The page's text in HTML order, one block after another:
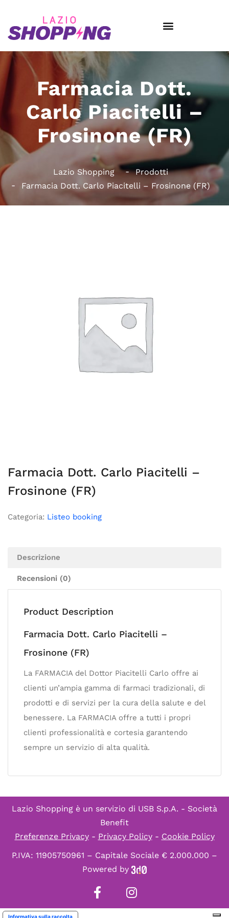
Farmacia Dott.
Carlo Piacitelli –
Frosinone (FR)
Lazio Shopping
Prodotti
Farmacia Dott. Carlo Piacitelli – Frosinone (FR)
Farmacia Dott. Carlo Piacitelli –
Frosinone (FR)
Categoria: Listeo booking
Descrizione
Recensioni (0)
Product Description
Farmacia Dott. Carlo Piacitelli –
Frosinone (FR)
La FARMACIA del Dottor Piacitelli Carlo offre ai
clienti un’ampia gamma di farmaci tradizionali, di
prodotti e di servizi per la cura della salute e del
benessere. La FARMACIA offre a tutti i propri
clienti professionalità e cortesia garantendo
sempre un servizio di alta qualità.
Lazio Shopping è un servizio di USB S.p.A. - Società
Benefit
Preferenze Privacy- Privacy Policy- Cookie Policy
P.IVA: 11905750961 – Capitale Sociale € 2.000.000 –
Powered by
Informativa sulla raccolta